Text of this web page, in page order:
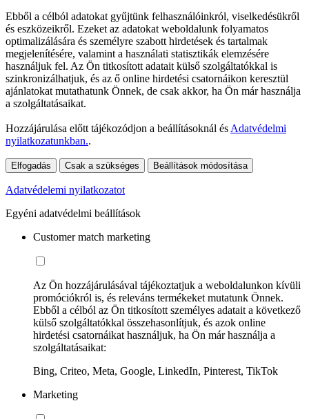
Ebből a célból adatokat gyűjtünk felhasználóinkról, viselkedésükről
és eszközeikről. Ezeket az adatokat weboldalunk folyamatos
optimalizálására és személyre szabott hirdetések és tartalmak
megjelenítésére, valamint a használati statisztikák elemzésére
használjuk fel. Az Ön titkosított adatait külső szolgáltatókkal is
szinkronizálhatjuk, és az ő online hirdetési csatornáikon keresztül
ajánlatokat mutathatunk Önnek, de csak akkor, ha Ön már használja
a szolgáltatásaikat.
Hozzájárulása előtt tájékozódjon a beállításoknál és Adatvédelmi
nyilatkozatunkban..
Elfogadás Csak a szükséges Beállítások módosítása
Adatvédelemi nyilatkozatot
Egyéni adatvédelmi beállítások
Customer match marketing
Az Ön hozzájárulásával tájékoztatjuk a weboldalunkon kívüli
promóciókról is, és releváns termékeket mutatunk Önnek.
Ebből a célból az Ön titkosított személyes adatait a következő
külső szolgáltatókkal összehasonlítjuk, és azok online
hirdetési csatornáikat használjuk, ha Ön már használja a
szolgáltatásaikat:
Bing, Criteo, Meta, Google, LinkedIn, Pinterest, TikTok
Marketing